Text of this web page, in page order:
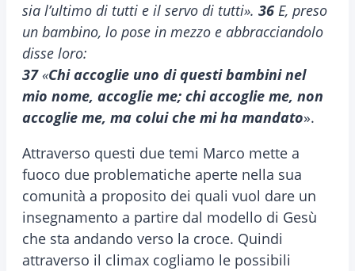
sia l’ultimo di tutti e il servo di tutti». 36 E, preso
un bambino, lo pose in mezzo e abbracciandolo
disse loro:
37«Chi accoglie uno di questi bambini nel
mio nome, accoglie me; chi accoglie me, non
accoglie me, ma colui che mi ha mandato».
Attraverso questi due temi Marco mette a
fuoco due problematiche aperte nella sua
comunità a proposito dei quali vuol dare un
insegnamento a partire dal modello di Gesù
che sta andando verso la croce. Quindi
attraverso il climax cogliamo le possibili